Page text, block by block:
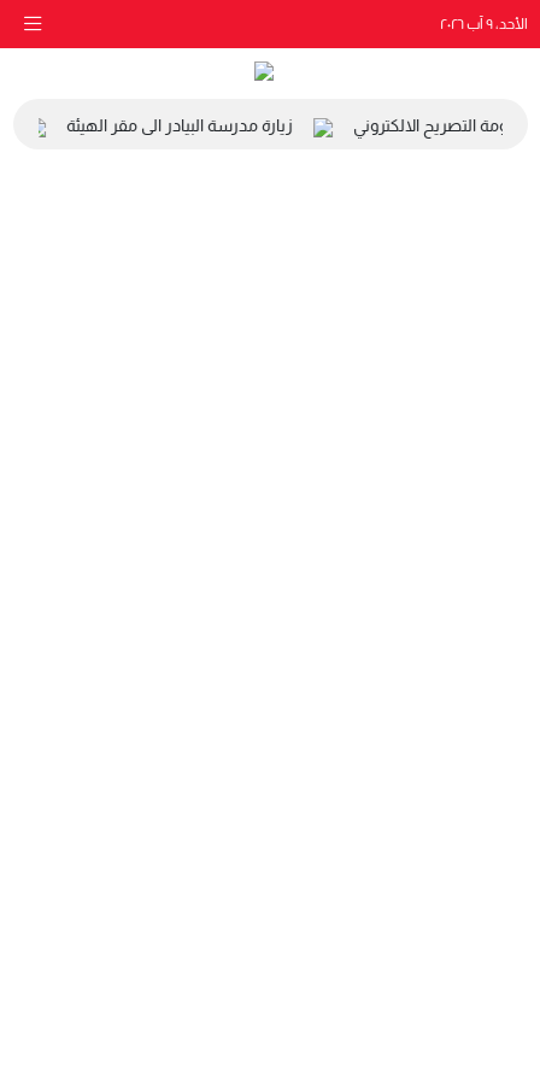
الأحد، ٩ آب ٢٠٢٦
التصريح الالكتروني زيارة مدرسة البيادر الى مقر الهيئة